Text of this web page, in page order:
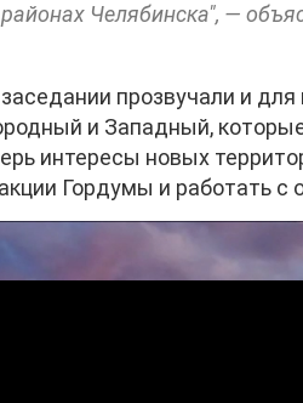
Челябинска", —
прозвучали и
и Западный,
интересы новых
Гордумы и работать с